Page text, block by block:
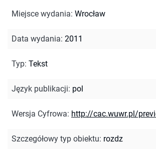
Miejsce wydania: Wrocław
Data wydania: 2011
Typ: Tekst
Język publikacji: pol
Wersja Cyfrowa: http://cac.wuwr.pl/
Szczegółowy typ obiektu: rozdz